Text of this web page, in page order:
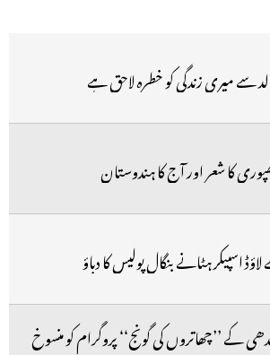
سے میری زندگی کو خطرہ لاحق ہے
کا شعر اور آج کا ہندوستان
اسپیکر ہٹانے بنگال پولیس کا دباؤ
کے ’’چھاتروں کی گونج‘‘ پروگرام کو منسوخ